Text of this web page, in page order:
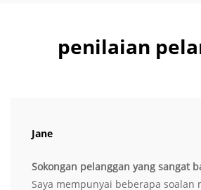
penilaian
Jane
Sokongan pelanggan yang sangat
Saya mempunyai beberapa soalan